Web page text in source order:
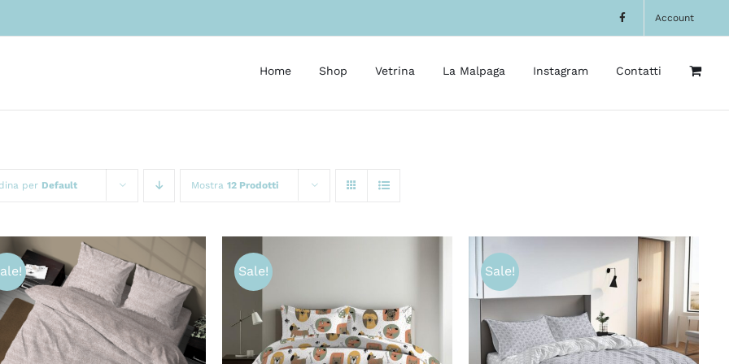
Account
Home Shop Vetrina La Malpaga Instagram Contatti
per Default Mostra 12 Prodotti
SCEGLI / QUICK VIEW
Sale!
SCEGLI / QUICK VIEW
Sale!
SCEGLI / QUICK VIEW